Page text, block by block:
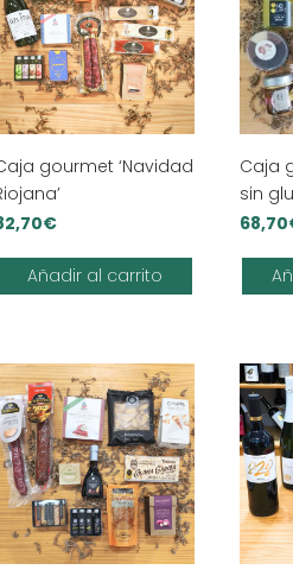
gourmet ‘Navidad
€
Añadir al carrito
Caja
sin
68,70